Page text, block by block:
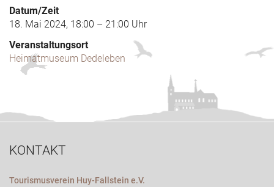
Datum/Zeit
18. Mai 2024, 18:00 – 21:00 Uhr
Veranstaltungsort
Heimatmuseum Dedeleben
KONTAKT
Tourismusverein Huy-Fallstein e.V.